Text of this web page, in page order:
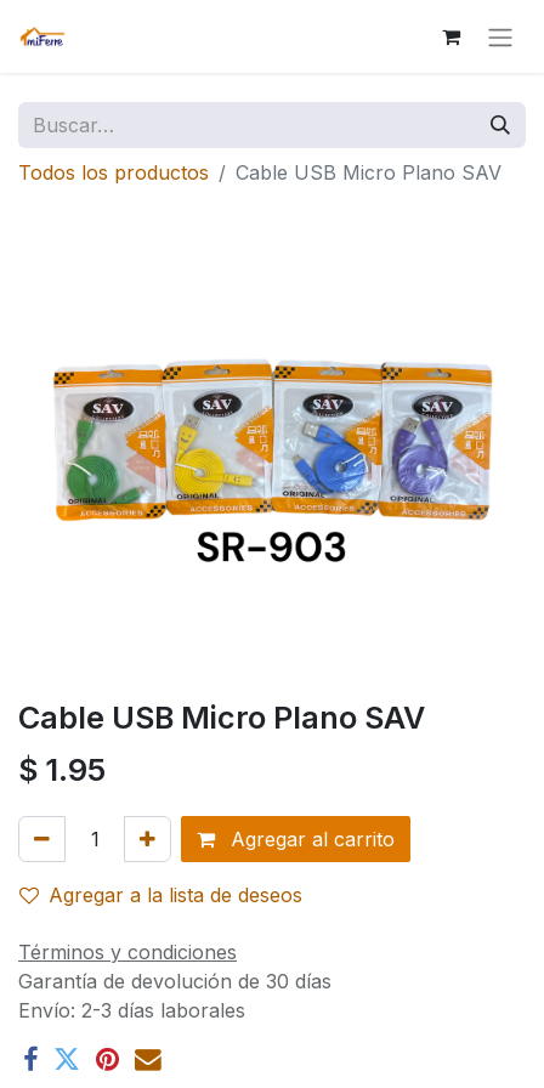
Todos los productos Cable USB Micro Plano SAV
Cable USB Micro Plano SAV
$ 1.95
Agregar al carrito
Agregar a la lista de deseos
Términos y condiciones
Garantía de devolución de 30 días
Envío: 2-3 días laborales